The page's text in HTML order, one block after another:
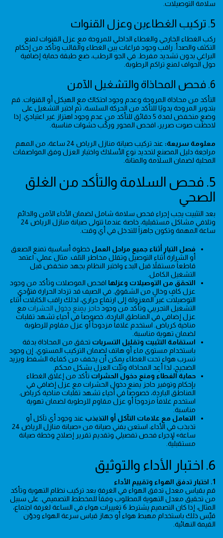
سلامة التوصيلات.
5. تركيب الغطاءين وعزل القنوات
ركب الغطاء الخارجي والغطاء الداخلي للمروحة مع عزل القنوات لمنع
التكثف والصدأ. راقب وجود فراغات بين الغطاء والقالب وتأكد من إحكام
البراغي بدون تشديد مفرط. في الجو الرطب، ضع طبقة حماية إضافية
حول الحواف لمنع تراكم الرطوبة.
6. فحص المحاذاة والتشغيل الآمن
التأكد من محاذاة المروحة وعدم وجود احتكاك مع الهيكل أو القنوات. قم
بتدوير المروحة يدويًا للتأكد من الحركة السلسة، ثم اختبر التشغيل على
وضع منخفض لمدة 5 دقائق للتأكد من عدم وجود اهتزاز غير اعتيادي. إذا
لاحظت صوت صرير، افحص المحور وركّب حشوات مناسبة.
معلومة سريعة:
عند تركيب صيانة منازل الرياض 24 ساعة، من المهم
مراجعة دليل المصنع لتحديد نوع الأسلاك واختبار العزل وفق المواصفات
المحلية لضمان السلامة والمتانة.
5. فحص السلامة والتأكد من الغلق
الصحي
بعد التثبيت يجب إجراء فحص سلامة شامل لضمان الأداء الآمن والدائم
وتلافي مشاكل مستقبلية، خاصة عندما تتولى صيانة منازل الرياض 24
ساعة المهمة وتكون جاهزاً للتدخل في أي وقت.
فصل التيار أثناء جميع مراحل العمل خطوة أساسية تمنع الصعق
أو الشرارة أثناء التوصيل وتقلل مخاطر التلف. مثال عملي: اعتمد
قاطعاً مستقلاً قبل البدء واختبر النظام بجهد منخفض قبل
التشغيل الكامل.
التحقق من التوصيلات وعزلها افحص الموصلات وتأكد من وجود
عزل كافٍ وخالٍ من الشقوق. في الصيف قد تزداد الحرارة فتؤدي
التوصيلات غير المعزولة إلى ارتفاع حراري، لذلك راقب الكابلات أثناء
التشغيل التجريبي وتأكد من وجود حاجز يمنع دخول الحشرات مع
عزل إضافي في المناطق الباردة، خصوصاً في أحياء تشهد تقلبات
مناخية كرياض. استخدم غلافاً مزدوجاً أو عزل مقاوم للرطوبة
لضمان تهوية مناسبة.
استقامة التثبيت وتقليل التسربات تحقق من المحاذاة بدقة
باستخدام مستوى ماء أو هاتف لضمان التركيب المستوي. إن وجود
تسرب هواء تحت الغطاء يمكن أن يخفف من كفاءة الشفط ويزيد
الضجيج، لذا أعِد المحاذاة وثَبِّت العزل بشكل محكم.
حماية الغطاء ومنع دخول الحشرات تأكد من إغلاق الغطاء
بإحكام وتوفير حاجز يمنع دخول الحشرات مع عزل إضافي في
المناطق الباردة، خصوصاً في أحياء تشهد تقلبات مناخية كرياض.
استخدم غلافاً مزدوجاً أو عزل مقاوم للرطوبة لضمان تهوية
مناسبة.
التعامل مع علامات التآكل أو التذبذب عند وجود أي تآكل أو
تذبذب في الأداء، استعن بفني صيانة من «صيانة منازل الرياض 24
ساعة» لإجراء فحص تفصيلي وتقديم تقرير إصلاح وخطة صيانة
مستقبلية.
6. اختبار الأداء والتوثيق
1. اختبار تدفق الهواء وتقييم الأداء
قم بقياس معدل تدفق الهواء في الغرفة بعد تركيب نظام التهوية وتأكد
من تحقيق معدل التهوية المطلوب وفقاً للمخطط التصميمي. على سبيل
المثال، إذا كان التصميم يشترط 6 تغييرات هواء في الساعة لغرفة اجتماع،
قيِّس ذلك باستخدام مهبط هواء أو جهاز قياس سرعة الهواء ودوّن
القيمة النهائية.